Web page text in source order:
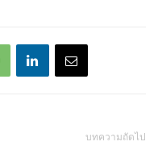
บทความถัดไป